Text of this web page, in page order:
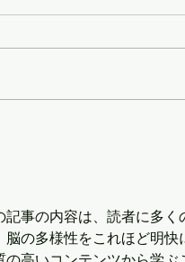
究
事の内容は、読者に多
脳の多様性をこれほど明